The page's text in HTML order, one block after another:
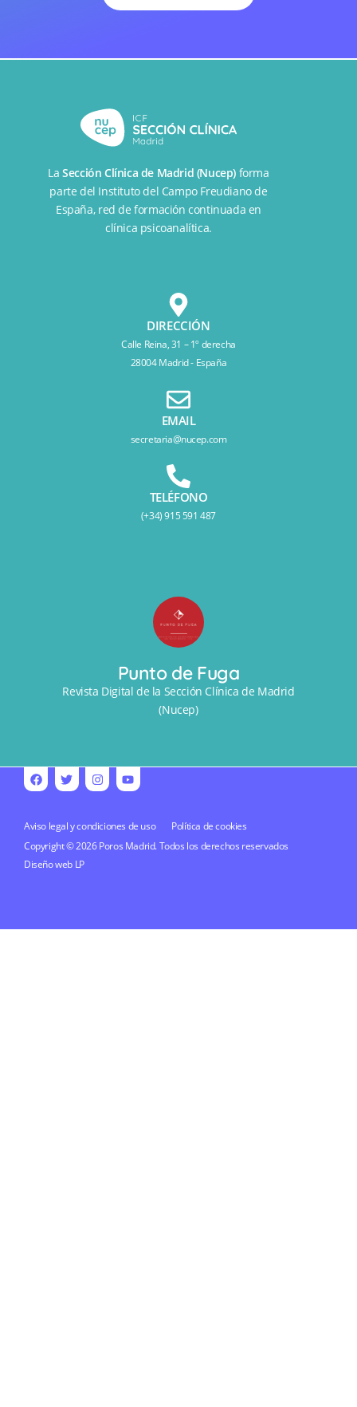
LaSección Clínica de Madrid (Nucep) forma
parte del Instituto del Campo Freudiano de
España, red de formación continuada en
clínica psicoanalítica.
DIRECCIÓN
Calle Reina, 31 – 1º derecha
28004 Madrid - España
EMAIL
secretaria@nucep.com
TELÉFONO
(+34) 915 591 487
Punto de Fuga
Revista Digital de la Sección Clínica de Madrid
(Nucep)
Aviso legal y condiciones de uso
Política de cookies
Copyright © 2026 Poros Madrid. Todos los derechos reservados
Diseño web LP